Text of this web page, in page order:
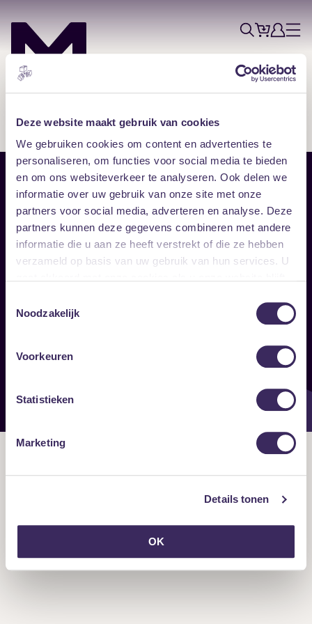
Deze website maakt gebruik van cookies
We gebruiken cookies om content en advertenties te
personaliseren, om functies voor social media te bieden
en om ons websiteverkeer te analyseren. Ook delen we
informatie over uw gebruik van onze site met onze
partners voor social media, adverteren en analyse. Deze
partners kunnen deze gegevens combineren met andere
informatie die u aan ze heeft verstrekt of die ze hebben
verzameld op basis van uw gebruik van hun services. U
Noodzakelijk
Voorkeuren
Statistieken
Marketing
Details tonen
OK
ZoekTicketsAccount
Menu
Sitemap
Home
Vrijwilligers
Verhuur
Disclaimer
Toegankelijkheid
Privacy & cookies
Follow
Onze nieuwsbrief ontvangen?